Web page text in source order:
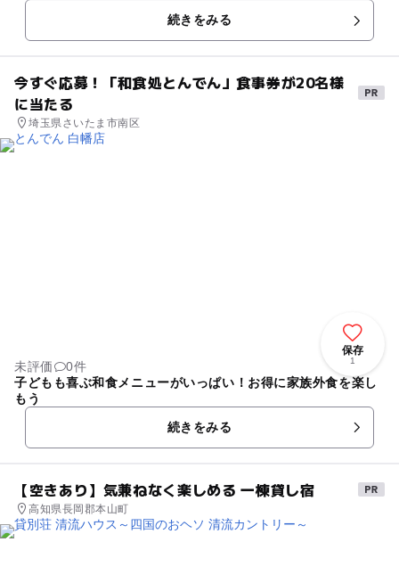
続きをみる
今すぐ応募！「和食処とんでん」食事券が20名様
に当たる
埼玉県さいたま市南区
保存
1
未評価
0件
子どもも喜ぶ和食メニューがいっぱい！お得に家族外食を楽し
もう
続きをみる
【空きあり】気兼ねなく楽しめる 一棟貸し宿
高知県長岡郡本山町